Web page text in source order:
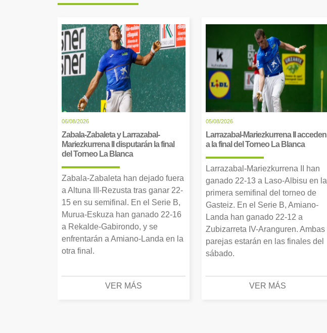
06/08/2026
Zabala-Zabaleta y Larrazabal-
Mariezkurrena II disputarán la final
del Torneo La Blanca
Zabala-Zabaleta han dejado fuera
a Altuna III-Rezusta tras ganar 22-
15 en su semifinal. En el Serie B,
Murua-Eskuza han ganado 22-16
a Rekalde-Gabirondo, y se
enfrentarán a Amiano-Landa en la
otra final.
VER MÁS
05/08/2026
Larrazabal-Mariezkurrena II acceden
a la final del Torneo La Blanca
Larrazabal-Mariezkurrena II han
ganado 22-13 a Laso-Albisu en la
primera semifinal del torneo de
Gasteiz. En el Serie B, Amiano-
Landa han ganado 22-12 a
Zubizarreta IV-Aranguren. Ambas
parejas estarán en las finales del
sábado.
VER MÁS